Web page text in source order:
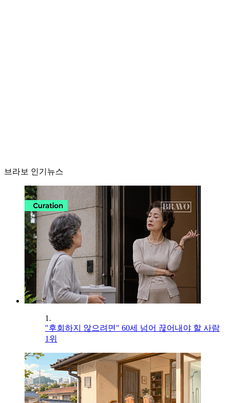
브라보 인기뉴스
1.
"후회하지 않으려면" 60세 넘어 끊어내야 할 사람
1위